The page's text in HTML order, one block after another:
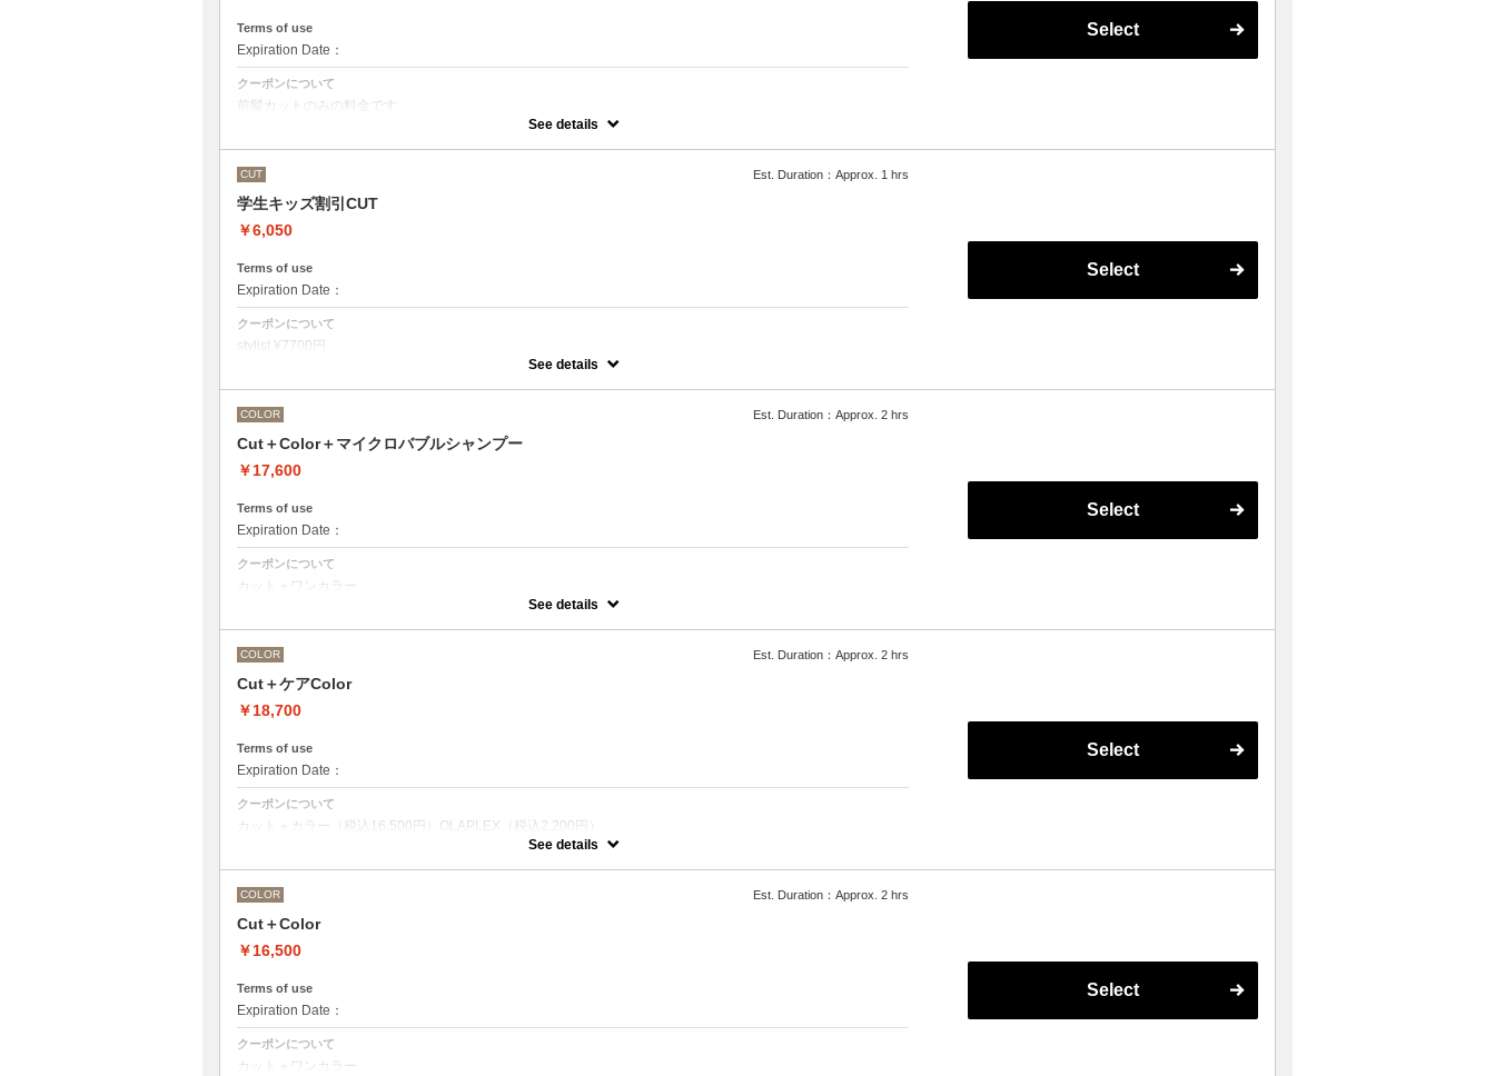
Terms of use
Expiration Date：
クーポンについて
前髪カットのみの料金です。
See details
Select
CUT Est. Duration：Approx. 1 hrs
学生キッズ割引CUT
￥6,050
Terms of use
Expiration Date：
クーポンについて
stylist ¥7700円
Under 22歳 ¥ -1650
Under 18歳 ¥ -2750
See details
Select
COLOR Est. Duration：Approx. 2 hrs
Cut＋Color＋マイクロバブルシャンプー
￥17,600
Terms of use
Expiration Date：
クーポンについて
カット＋ワンカラー
●髪の長さにより別途ロング料金を頂戴いたします。
M ¥＋1100 L¥＋1650 LL¥＋2200
●ポイントカラーなどのデザインカラーをご希望の場合、最終受付時間が異なりますので、別メニューをお選び
See details
Select
COLOR Est. Duration：Approx. 2 hrs
Cut＋ケアColor
￥18,700
Terms of use
Expiration Date：
クーポンについて
カット＋カラー（税込16,500円）OLAPLEX（税込2,200円）
OLAPLEXを使うことでダメージを軽減させ、髪にツヤ、はりを与えます。
M ¥＋1100 L¥＋1650 LL¥＋2200
●ポイントカラーなどのデザインカラーをご希望の場合、最終受付時間が異なりますので、別メニューをお選び
ください。
See details
Select
COLOR Est. Duration：Approx. 2 hrs
Cut＋Color
￥16,500
Terms of use
Expiration Date：
クーポンについて
カット＋ワンカラー
Select